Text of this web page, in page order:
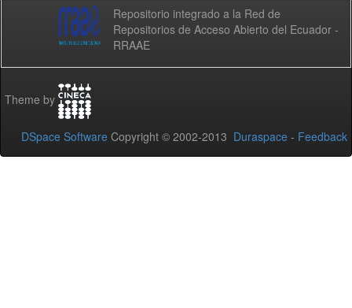
Repositorio integrado a la Red de
Repositorios de Acceso Abierto del Ecuador -
RRAAE
Theme by
DSpace Software Copyright © 2002-2013 Duraspace - Feedback